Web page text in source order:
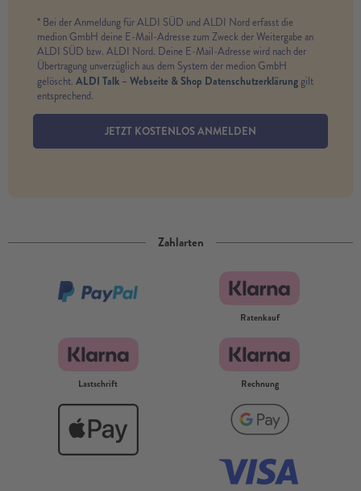
* Bei der Anmeldung für ALDI SÜD und ALDI Nord erfasst die
medion GmbH deine E-Mail-Adresse zum Zweck der Weitergabe an
ALDI SÜD bzw. ALDI Nord. Deine E-Mail-Adresse wird nach der
Übertragung unverzüglich aus dem System der medion GmbH
gelöscht. ALDI Talk – Webseite & Shop Datenschutzerklärunggilt
entsprechend.
JETZT KOSTENLOS ANMELDEN
Zahlarten
Ratenkauf
Lastschrift Rechnung